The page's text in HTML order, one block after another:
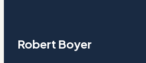
Robert Boyer